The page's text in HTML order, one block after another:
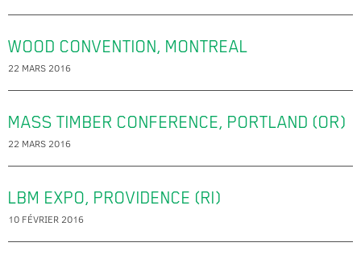
WOOD CONVENTION, MONTREAL
22 MARS 2016
MASS TIMBER CONFERENCE, PORTLAND (OR)
22 MARS 2016
LBM EXPO, PROVIDENCE (RI)
10 FÉVRIER 2016